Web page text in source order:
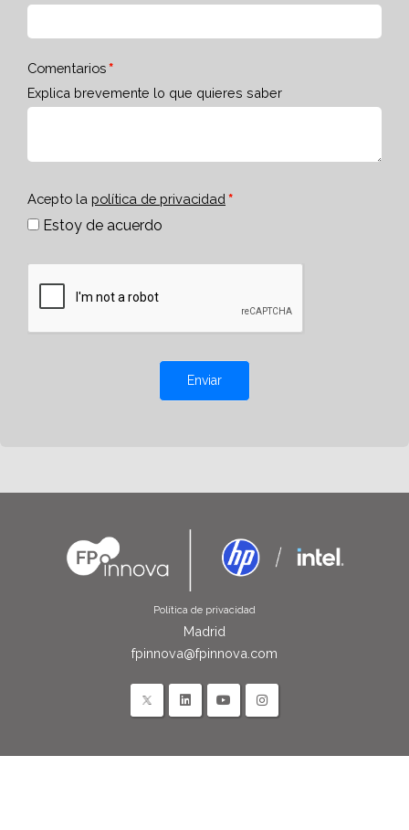
Comentarios
Explica brevemente lo que quieres saber
Acepto la política de privacidad
Estoy de acuerdo
Enviar
Política de privacidad
Madrid
fpinnova@fpinnova.com